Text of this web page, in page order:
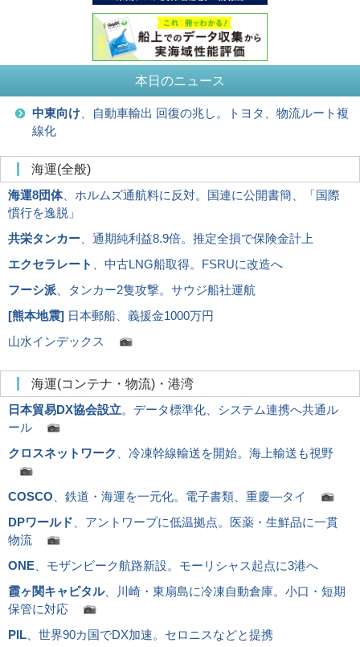
本日のニュース
中東向け 、自動車輸出 回復の兆し。トヨタ、物流ルート複
線化
海運(全般)
海運8団体、ホルムズ通航料に反対。国連に公開書簡、「国際
慣行を逸脱」
共栄タンカー 、通期純利益8.9倍。推定全損で保険金計上
エクセラレート
、中古LNG船取得。FSRUに改造へ
フーシ派 、タンカー2隻攻撃。サウジ船社運航
[熊本地震] 日本郵船、義援金1000万円
山水インデックス
海運(コンテナ・物流)・港湾
日本貿易DX協会設立。データ標準化、システム連携へ共通ル
ール
クロスネットワーク
、冷凍幹線輸送を開始。海上輸送も視野
COSCO 、鉄道・海運を一元化。電子書類、重慶―タイ
DPワールド 、アントワープに低温拠点。医薬・生鮮品に一貫
物流
ONE 、モザンビーク航路新設。モーリシャス起点に3港へ
霞ヶ関キャピタル、川崎・東扇島に冷凍自動倉庫。小口・短期
保管に対応
PIL 、世界90カ国でDX加速。セロニスなどと提携